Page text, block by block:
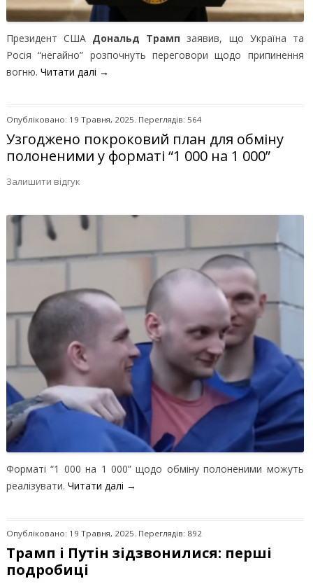
Президент США Дональд Трамп заявив, що Україна та
Росія “негайно” розпочнуть переговори щодо припинення
вогню. Читати далі →
Опубліковано: 19 Травня, 2025. Переглядів: 564
Узгоджено покроковий план для обміну
полоненими у форматі “1 000 на 1 000”
Залишити відгук
Форматі “1 000 на 1 000” щодо обміну полоненими можуть
реалізувати. Читати далі →
Опубліковано: 19 Травня, 2025. Переглядів: 892
Трамп і Путін зідзвонилися: перші
подробиці